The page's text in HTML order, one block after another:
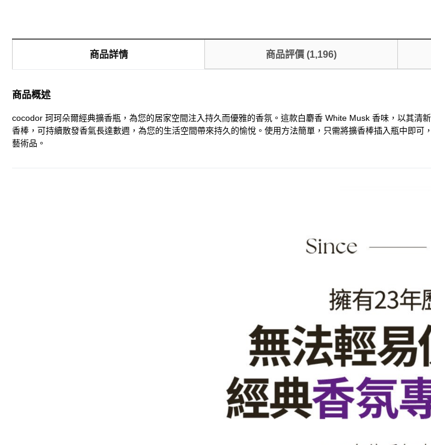
商品詳情 商品評價 (1,196)
商品概述
cocodor 珂珂朵爾經典擴香瓶，為您的居家空間注入持久而優雅的香氛。這款白麝香 White Musk 香味，以其
香棒，可持續散發香氣長達數週，為您的生活空間帶來持久的愉悅。使用方法簡單，只需將擴香棒插入瓶中即
藝術品。